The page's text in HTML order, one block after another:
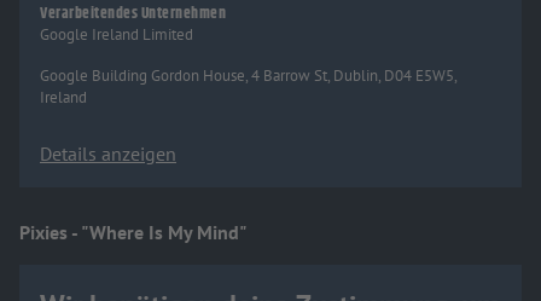
Verarbeitendes Unternehmen
Google Ireland Limited
Google Building Gordon House, 4 Barrow St, Dublin, D04 E5W5,
Ireland
Details anzeigen
Pixies - "Where Is My Mind"